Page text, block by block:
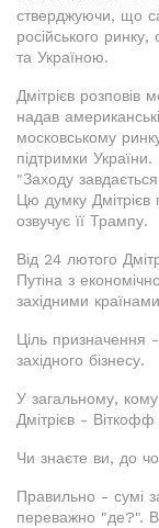
стверджуючи, що
російського
та Україною.
Дмітрієв розповів
надав
московському
підтримки
"Заходу
Цю думку
озвучує її Трампу.
Від 24 лютого
Путіна з
західними
Ціль призначення
західного бізнесу.
У загальному,
Дмітрієв -
Чи знаєте ви, до
Правильно - сумі
переважно "де?".